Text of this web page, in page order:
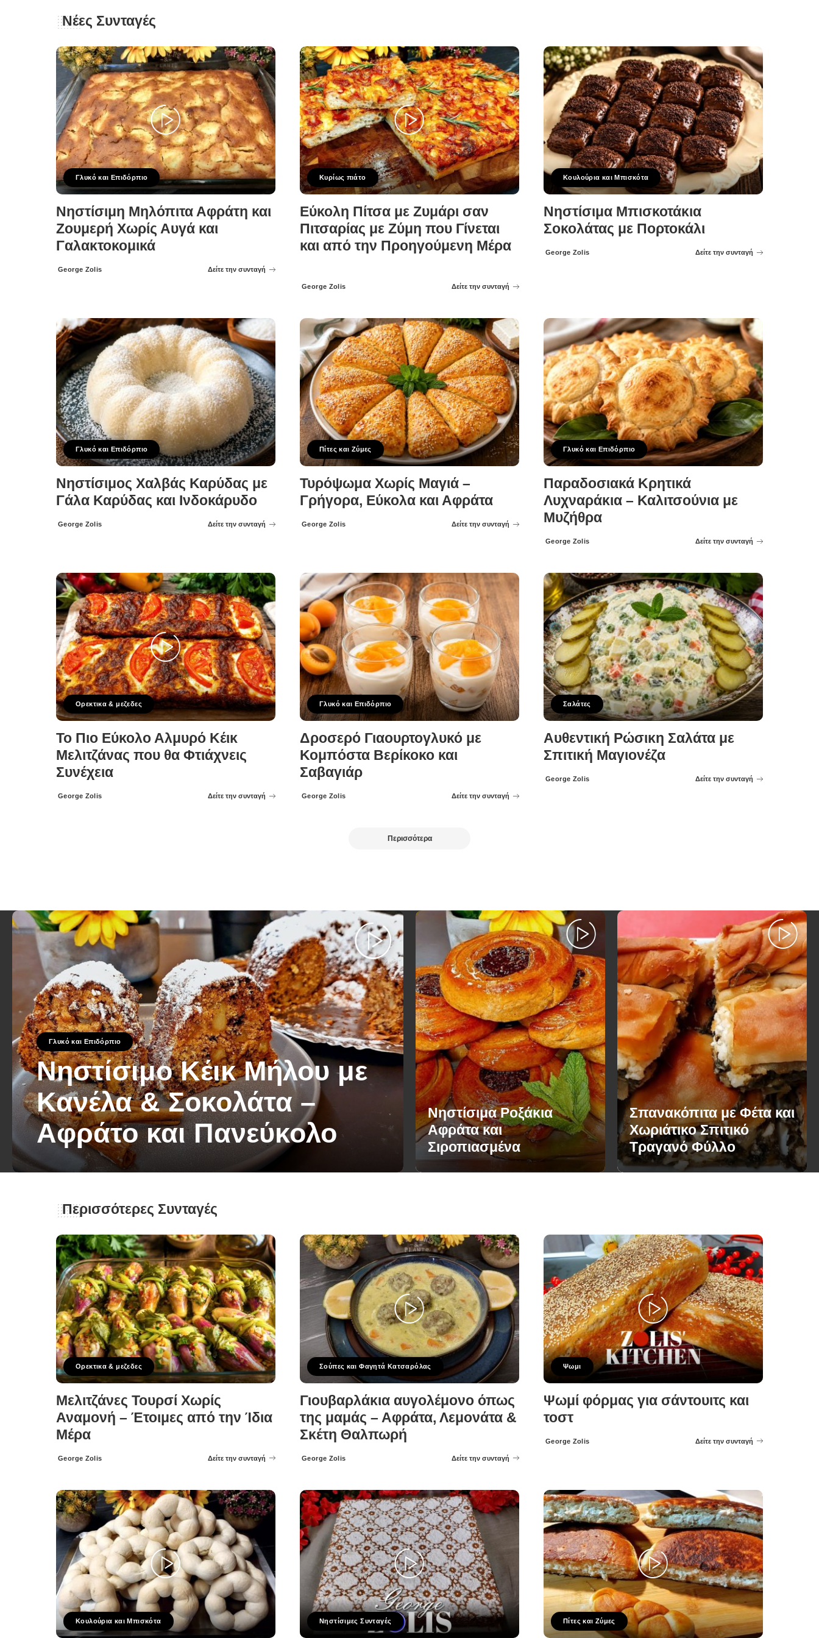
Νέες Συνταγές
Γλυκό και Επιδόρπιο
Νηστίσιμη Μηλόπιτα Αφράτη και
Ζουμερή Χωρίς Αυγά και
Γαλακτοκομικά
Posted
George Zolis Δείτε την συνταγή
Κυρίως πιάτο
Εύκολη Πίτσα με Ζυμάρι σαν
Πιτσαρίας με Ζύμη που Γίνεται
και από την Προηγούμενη Μέρα
Posted
George Zolis Δείτε την συνταγή
Κουλούρια και Μπισκότα
Νηστίσιμα Μπισκοτάκια
Σοκολάτας με Πορτοκάλι
Posted
George Zolis Δείτε την συνταγή
Γλυκό και Επιδόρπιο
Νηστίσιμος Χαλβάς Καρύδας με
Γάλα Καρύδας και Ινδοκάρυδο
Posted
George Zolis Δείτε την συνταγή
Πίτες και Ζύμες
Τυρόψωμα Χωρίς Μαγιά –
Γρήγορα, Εύκολα και Αφράτα
Posted
George Zolis Δείτε την συνταγή
Γλυκό και Επιδόρπιο
Παραδοσιακά Κρητικά
Λυχναράκια – Καλιτσούνια με
Μυζήθρα
Posted
George Zolis Δείτε την συνταγή
Ορεκτικα & μεζεδες
Το Πιο Εύκολο Αλμυρό Κέικ
Μελιτζάνας που θα Φτιάχνεις
Συνέχεια
Posted
George Zolis Δείτε την συνταγή
Γλυκό και Επιδόρπιο
Δροσερό Γιαουρτογλυκό με
Κομπόστα Βερίκοκο και
Σαβαγιάρ
Posted
George Zolis Δείτε την συνταγή
Σαλάτες
Αυθεντική Ρώσικη Σαλάτα με
Σπιτική Μαγιονέζα
Posted
George Zolis Δείτε την συνταγή
Περισσότερα
Γλυκό και Επιδόρπιο
Νηστίσιμο Κέικ Μήλου με
Κανέλα & Σοκολάτα –
Αφράτο και Πανεύκολο
Posted
George Zolis 26 Φεβρουαρίου 2026
Νηστίσιμα Ροξάκια
Αφράτα και
Σιροπιασμένα
Σπανακόπιτα με Φέτα και
Χωριάτικο Σπιτικό
Τραγανό Φύλλο
Περισσότερες Συνταγές
Ορεκτικα & μεζεδες
Μελιτζάνες Τουρσί Χωρίς
Αναμονή – Έτοιμες από την Ίδια
Μέρα
Posted
George Zolis Δείτε την συνταγή
Σούπες και Φαγητά Κατσαρόλας
Γιουβαρλάκια αυγολέμονο όπως
της μαμάς – Αφράτα, Λεμονάτα &
Σκέτη Θαλπωρή
Posted
George Zolis Δείτε την συνταγή
Ψωμι
Ψωμί φόρμας για σάντουιτς και
τοστ
Posted
George Zolis Δείτε την συνταγή
Κουλούρια και Μπισκότα Νηστίσιμες Συνταγές Πίτες και Ζύμες